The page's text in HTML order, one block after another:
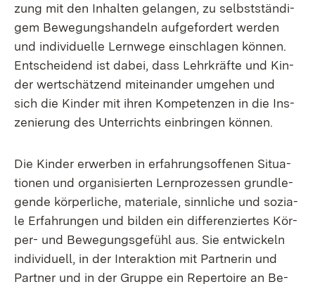
zung mit den In­hal­ten ge­lan­gen, zu selbst­stän­di­
gem Be­we­gungs­han­deln auf­ge­for­dert wer­den
und in­di­vi­du­el­le Lern­we­ge ein­schla­gen kön­nen.
Ent­schei­dend ist da­bei, dass Lehr­kräf­te und Kin­
der wert­schät­zend mit­ein­an­der um­ge­hen und
sich die Kin­der mit ih­ren Kom­pe­ten­zen in die Ins­
ze­nie­rung des Un­ter­richts ein­brin­gen kön­nen.
Die Kin­der er­wer­ben in er­fah­rungs­of­fe­nen Si­tua­
tio­nen und or­ga­ni­sier­ten Lern­pro­zes­sen grund­le­
gen­de kör­per­li­che, ma­te­ria­le, sinn­li­che und so­zia­
le Er­fah­run­gen und bil­den ein dif­fe­ren­zier­tes Kör­
per- und Be­we­gungs­ge­fühl aus. Sie ent­wi­ckeln
in­di­vi­du­ell, in der In­ter­ak­ti­on mit Part­ne­rin und
Part­ner und in der Grup­pe ein Re­per­toire an Be­